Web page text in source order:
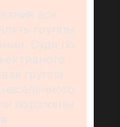
все
группы
Судя по
группа
поражены